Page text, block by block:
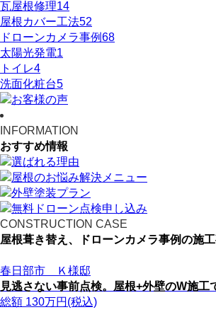
瓦屋根修理14
屋根カバー工法52
ドローンカメラ事例68
太陽光発電1
トイレ4
洗面化粧台5
INFORMATION
おすすめ情報
CONSTRUCTION CASE
屋根葺き替え、ドローンカメラ事例の施工
春日部市 Ｋ様邸
見逃さない事前点検。屋根+外壁のW施
総額 130万円(税込)